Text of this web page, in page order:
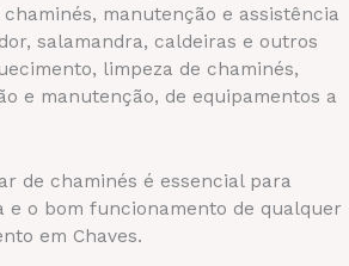
manutenção e assistência
salamandra, caldeiras e outros
limpeza de chaminés,
e manutenção, de equipamentos a
de chaminés é essencial para
e o bom funcionamento de qualquer
em Chaves.